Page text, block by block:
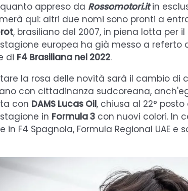
appreso da Rossomotori.itin
qui: altri due nomi sono pronti a
, brasiliano del 2007, in piena lotta per
europea ha già messo a referto
di F4 Brasiliana nel 2022.
la rosa delle novità sarà il cambio di
con cittadinanza sudcoreana,
con DAMS Lucas Oil, chiusa al 22°
in Formula 3 con nuovi colori. In
in F4 Spagnola, Formula Regional UAE e